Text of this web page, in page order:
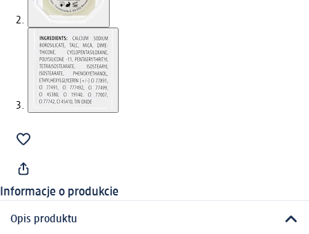
Informacje o produkcie
Opis produktu